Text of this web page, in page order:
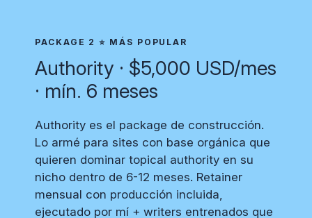
PACKAGE 2 ⭐ MÁS POPULAR
Authority · $5,000 USD/mes
· mín. 6 meses
Authority es el package de construcción.
Lo armé para sites con base orgánica que
quieren dominar topical authority en su
nicho dentro de 6-12 meses. Retainer
mensual con producción incluida,
ejecutado por mí + writers entrenados que